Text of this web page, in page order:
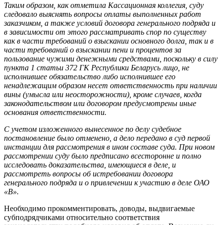
Таким образом, как отметила Кассационная коллегия, суду
следовало выяснять вопросы оплаты выполненных работ
заказчиком, а также условий договора генерального подряда и
в зависимости от этого рассматривать спор по существу
как в части требований о взыскании основного долга, так и в
части требований о взыскании пени и процентов за
пользование чужими денежными средствами, поскольку в силу
пункта 1 статьи 372 ГК Республики Беларусь лицо, не
исполнившее обязательство либо исполнившее его
ненадлежащим образом несет ответственность при наличии
вины (умысла или неосторожности), кроме случаев, когда
законодательством или договором предусмотрены иные
основания ответственности.
С учетом изложенного вынесенное по делу судебное
постановление было отменено, а дело передано в суд первой
инстанции для рассмотрения в ином составе суда. При новом
рассмотрении суду было предписано всесторонне и полно
исследовать доказательства, имеющиеся в деле, и
рассмотреть вопросы об истребовании договора
генерального подряда и о привлечении к участию в деле ОАО
«В».
Необходимо прокомментировать, доводы, выдвигаемые
субподрядчиками относительно соответствия